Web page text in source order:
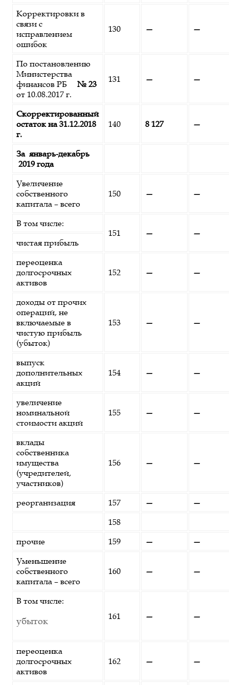
Корректировки в
связи с
исправлением
ошибок
130 — —
По постановлению
Министерства
финансов РБ№ 23
от 10.08.2017 г.
131 — —
Скорректированный
остаток на 31.12.2018
г.
140 8 127 —
За январь-декабрь
2019 года
Увеличение
собственного
капитала – всего
150 — —
В том числе:
151
—
—
чистая прибыль
переоценка
долгосрочных
активов
152 — —
доходы от прочих
операций, не
включаемые в
чистую прибыль
(убыток)
153 — —
выпуск
дополнительных
акций
154 — —
увеличение
номинальной
стоимости акций
155 — —
вклады
собственника
имущества
(учредителей,
участников)
156 — —
реорганизация 157 —
—
158
прочие
159 —
—
Уменьшение
собственного
капитала – всего
160 — —
В том числе:
убыток 161 — —
переоценка
долгосрочных
активов
162 — —